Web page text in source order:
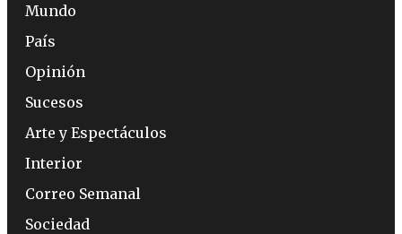
Mundo
País
Opinión
Sucesos
Arte y Espectáculos
Interior
Correo Semanal
Sociedad